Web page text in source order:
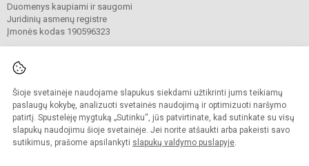
Šioje svetainėje naudojame slapukus siekdami užtikrinti jums teikiamų
paslaugų kokybę, analizuoti svetainės naudojimą ir optimizuoti naršymo
patirtį. Spustelėję mygtuką „Sutinku“, jūs patvirtinate, kad sutinkate su visų
slapukų naudojimu šioje svetainėje. Jei norite atšaukti arba pakeisti savo
sutikimus, prašome apsilankyti slapukų valdymo puslapyje.
Duomenys kaupiami ir saugomi
Juridinių asmenų registre
Įmonės kodas 190596323
© 2020. Kaišiadorių Vaclovo Giržado progimnazija. Visos teisės saugomos.
Kopijuoti turinį be raštiško gimnazijos sutikimo griežtai draudžiama.
Prieinamumo paraiška Slapukų valdymas
Sumanus būdas atnaujinti